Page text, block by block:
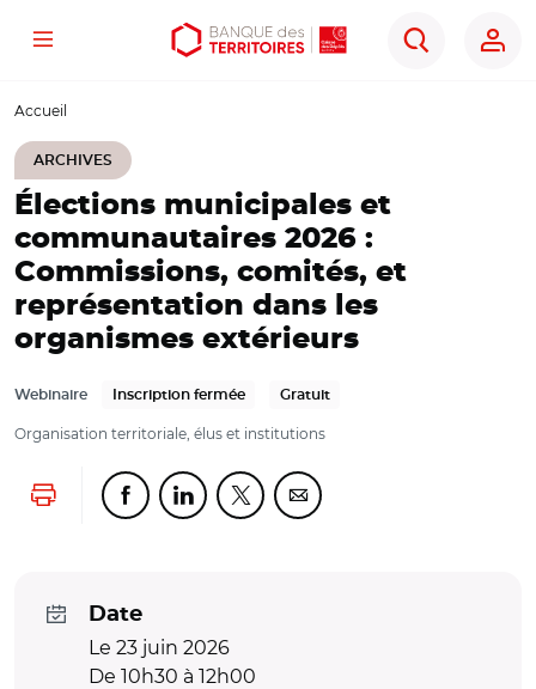
Aller
contenu
Aller
menu
Ouvrir
outils
Menu
Rechercher
Accueil
ARCHIVES
Élections municipales et
communautaires 2026 :
Commissions, comités, et
représentation dans les
organismes extérieurs
Webinaire Inscription fermée Gratuit
Organisation territoriale, élus et institutions
Lancer l'impressionPartager cette page sur Facebook
Partager cette page sur Linkedin
Partager cette page sur Twitter
Partager cette page sur
Date
Le 23 juin 2026
De 10h30 à 12h00